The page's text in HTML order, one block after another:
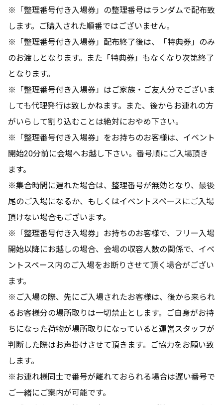
※「整理番号付き入場券」の整理番号はランダムで配布致
します。ご購入された順番ではございません。
※「整理番号付き入場券」配布終了後は、「特典券」のみ
のお渡しとなります。また「特典券」もなくなり次第終了
となります。
※「整理番号付き入場券」はご家族・ご友人分でございま
しても代理発行は致しかねます。また、後からお連れの方
がいらして割り込むことは絶対におやめ下さい。
※「整理番号付き入場券」をお持ちのお客様は、イベント
開始20分前に会場へお越し下さい。番号順にご入場頂き
ます。
※集合時間に遅れた場合は、整理番号が無効となり、最後
尾のご入場になるか、もしくはイベントスペースにご入場
頂けない場合もございます。
※「整理番号付き入場券」お持ちのお客様で、フリー入場
開始以降にお越しの場合、会場の収容人数の関係で、イベ
ントスペース内のご入場をお断りさせて頂く場合がござい
ます。
※ご入場の際、先にご入場されたお客様は、後から来られ
るお客様分の場所取りは一切禁止とします。ご自身がお持
ちになった荷物が場所取りになっていると運営スタッフが
判断した際はお声掛けさせて頂きます。ご協力をお願い致
します。
※お連れ様同士で番号が離れておられる場合は遅い番号で
ご一緒にご案内が可能です。